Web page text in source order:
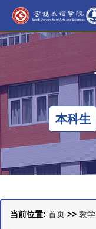
本科生
当前位置: 首页 >> 教